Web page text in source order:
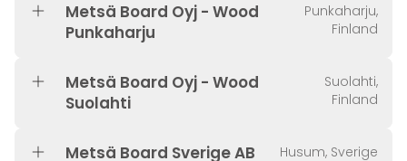
Metsä Board Oyj - Wood
Punkaharju
Punkaharju,
Finland
Metsä Board Oyj - Wood
Suolahti
Suolahti,
Finland
Metsä Board Sverige AB Husum, Sverige